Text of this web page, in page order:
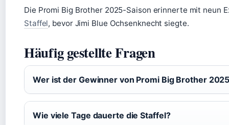
Die Promi Big Brother 2025-Saison erinnerte mit neun
Staffel, bevor Jimi Blue Ochsenknecht siegte.
Häufig gestellte Fragen
Wer ist der Gewinner von Promi Big Brother
Wie viele Tage dauerte die Staffel?